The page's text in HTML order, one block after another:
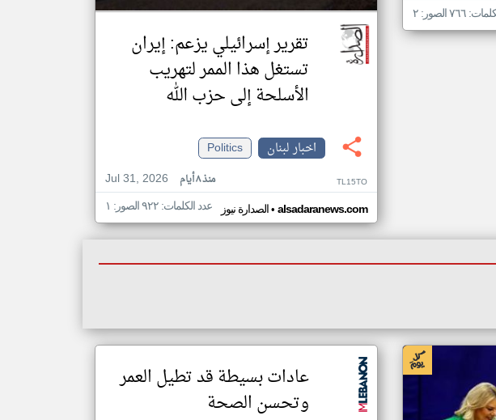
٧٦٦ الصور: ٢
تقرير إسرائيلي يزعم: إيران
تستغل هذا الممر لتهريب
الأسلحة إلى حزب الله
اخبار لبنان
Politics
Jul 31, 2026
منذ ٨ أيام TL15TO
الصدارة نيوز• alsadaranews.com عدد الكلمات: ٩٢٢ الصور: ١
عادات بسيطة قد تطيل العمر
وتحسن الصحة